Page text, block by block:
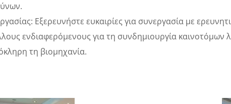
Εξερευνήστε ευκαιρίες για συνεργασία με
ενδιαφερόμενους για τη συνδημιουργία
τη βιομηχανία.